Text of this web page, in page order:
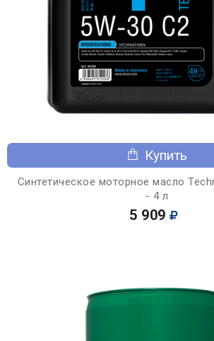
Купить
Синтетическое моторное масло
- 4 л
5 909